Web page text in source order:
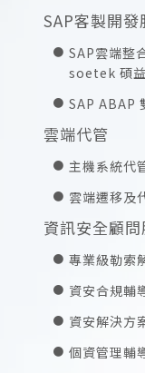
SAP客製開發
SAP雲端整
soetek 碩
SAP ABAP
雲端代管
主機系統代
雲端遷移及
資訊安全顧
專業級勒索
資安合規輔
資安解決方
個資管理輔